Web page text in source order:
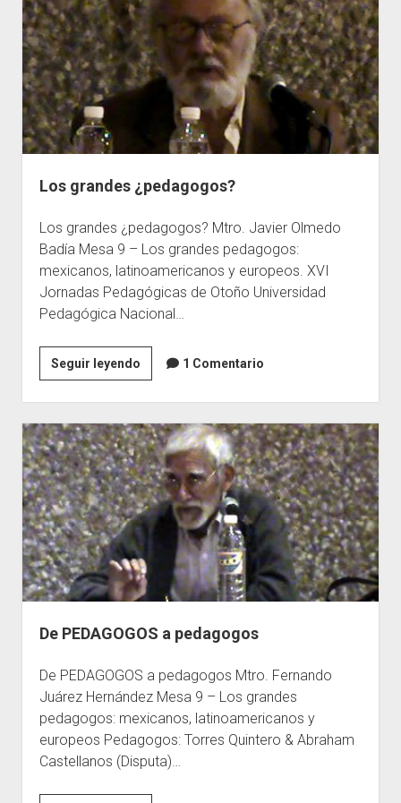
Los grandes ¿pedagogos?
Los grandes ¿pedagogos? Mtro. Javier Olmedo
Badía Mesa 9 – Los grandes pedagogos:
mexicanos, latinoamericanos y europeos. XVI
Jornadas Pedagógicas de Otoño Universidad
Pedagógica Nacional…
Seguir leyendoLos
grandes
¿pedagogos?
1 Comentario
De PEDAGOGOS a pedagogos
De PEDAGOGOS a pedagogos Mtro. Fernando
Juárez Hernández Mesa 9 – Los grandes
pedagogos: mexicanos, latinoamericanos y
europeos Pedagogos: Torres Quintero & Abraham
Castellanos (Disputa)…